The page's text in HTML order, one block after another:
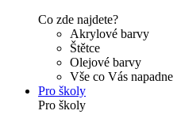
Co zde najdete?
Akrylové barvy
Štětce
Olejové barvy
Vše co Vás napadne
Pro školy
Pro školy